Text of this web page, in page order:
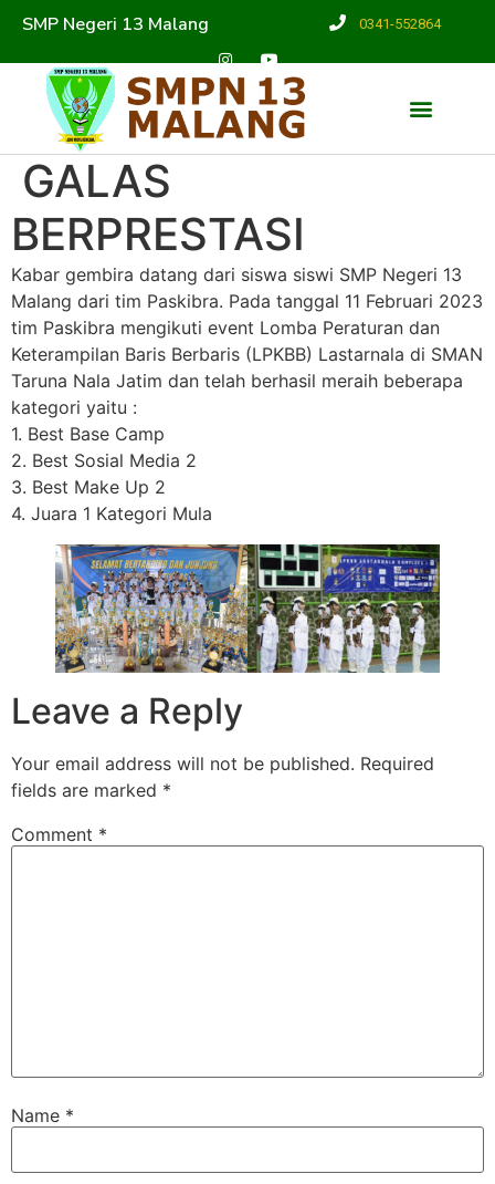
SMP Negeri 13 Malang 0341-552864
GALAS
BERPRESTASI
Kabar gembira datang dari siswa siswi SMP Negeri 13
Malang dari tim Paskibra. Pada tanggal 11 Februari 2023
tim Paskibra mengikuti event Lomba Peraturan dan
Keterampilan Baris Berbaris (LPKBB) Lastarnala di SMAN
Taruna Nala Jatim dan telah berhasil meraih beberapa
kategori yaitu :
1. Best Base Camp
2. Best Sosial Media 2
3. Best Make Up 2
4. Juara 1 Kategori Mula
Leave a Reply
Your email address will not be published. Required
fields are marked *
Comment *
Name *